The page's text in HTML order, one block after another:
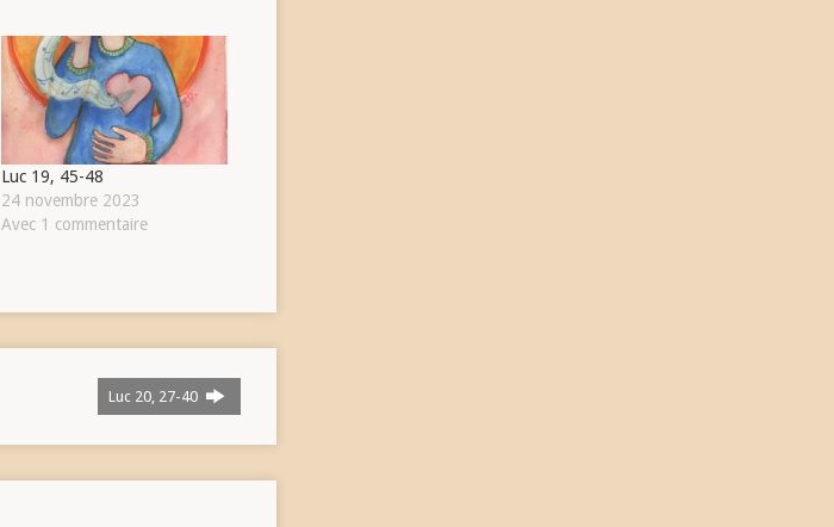
Luc 19, 45-48
24 novembre 2023
Avec 1 commentaire
Luc 20, 27-40